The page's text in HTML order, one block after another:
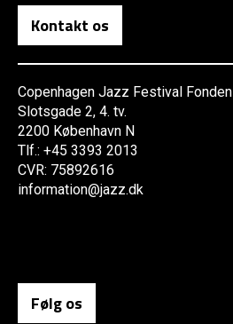
Kontakt os
Copenhagen Jazz Festival Fonden
Slotsgade 2, 4. tv.
2200 København N
Tlf.: +45 3393 2013
CVR: 75892616
information@jazz.dk
Følg os